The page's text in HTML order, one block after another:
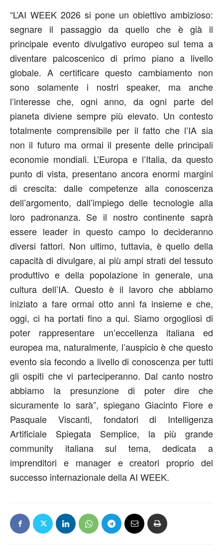
“L’AI WEEK 2026 si pone un obiettivo ambizioso:
segnare il passaggio da quello che è già il
principale evento divulgativo europeo sul tema a
diventare palcoscenico di primo piano a livello
globale. A certificare questo cambiamento non
sono solamente i nostri speaker, ma anche
l’interesse che, ogni anno, da ogni parte del
pianeta diviene sempre più elevato. Un contesto
totalmente comprensibile per il fatto che l’IA sia
non il futuro ma ormai il presente delle principali
economie mondiali. L’Europa e l’Italia, da questo
punto di vista, presentano ancora enormi margini
di crescita: dalle competenze alla conoscenza
dell’argomento, dall’impiego delle tecnologie alla
loro padronanza. Se il nostro continente saprà
essere leader in questo campo lo decideranno
diversi fattori. Non ultimo, tuttavia, è quello della
capacità di divulgare, ai più ampi strati del tessuto
produttivo e della popolazione in generale, una
cultura dell’IA. Questo è il lavoro che abbiamo
iniziato a fare ormai otto anni fa insieme e che,
oggi, ci ha portati fino a qui. Siamo orgogliosi di
poter rappresentare un’eccellenza italiana ed
europea ma, naturalmente, l’auspicio è che questo
evento sia fecondoa livello di conoscenza per tutti
gli ospiti che vi parteciperanno. Dal canto nostro
abbiamo la presunzione di poter dire che
sicuramente lo sarà”, spiegano Giacinto Fiore e
Pasquale Viscanti, fondatori di Intelligenza
Artificiale Spiegata Semplice, la più grande
community italiana sul tema, dedicata a
imprenditori e manager e creatori proprio del
successo internazionaledellaAI WEEK.